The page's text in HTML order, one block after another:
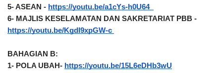
5- ASEAN - https://youtu.be/a1cYs-h0U64
https://youtu.be/KgdI9xpGW-c
BAHAGIAN B:
1- POLA UBAH- https://youtu.be/15L6eDHb3wU